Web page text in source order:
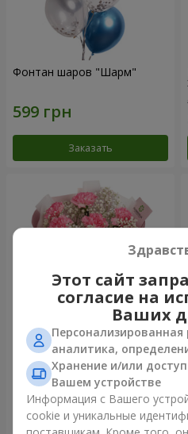
Фонтан шаров "Шарм"
Заказать
Букет "Королева
Карибского моря"
1 374 грн
Заказать
Этот сайт
согласие на
Ваших
аналитика,
Хранение и/или
Вашем устройстве
Информация с Вашего
cookie и уникальные